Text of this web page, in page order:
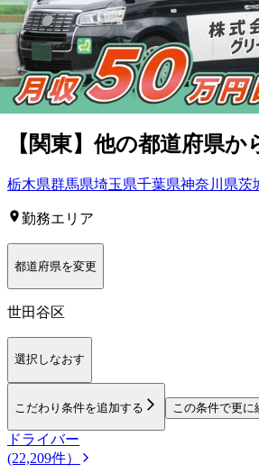
東京都世田谷区の人気条
正社員トラック長距離中型トラック・
ク・大型免許タクシーダンプ
【 関東】他の都道府県か
栃木県群馬県埼玉県千葉県神奈川県茨
勤務エリア
都道府県を変更
世田谷区
選択しなおす
こだわり条件を追加する この条件で更に
ドライバー
(22,209件）